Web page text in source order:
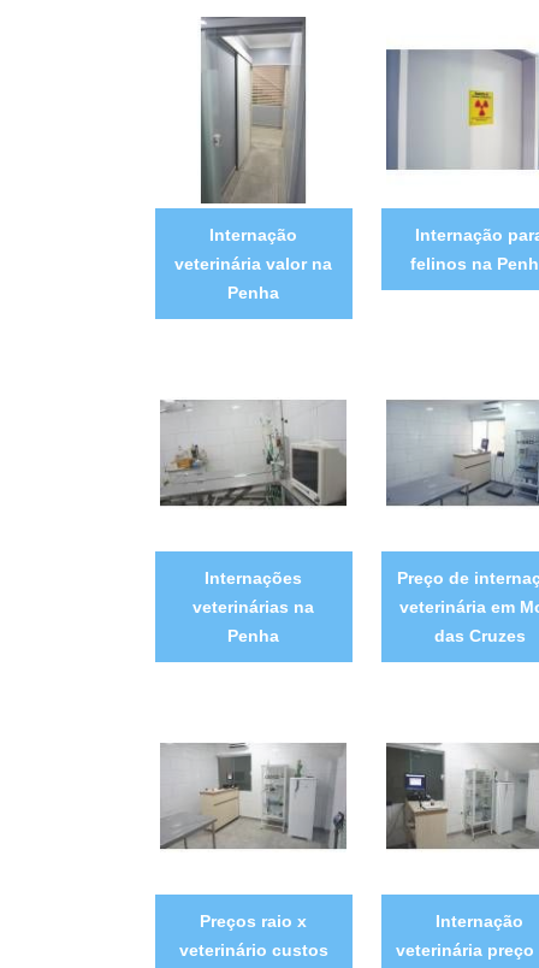
Internação
veterinária valor na
Penha
Internação
felinos na
Internações
veterinárias na
Penha
Preço de
veterinária em
das Cruzes
Preços raio x
veterinário custos
Internação
veterinária preço